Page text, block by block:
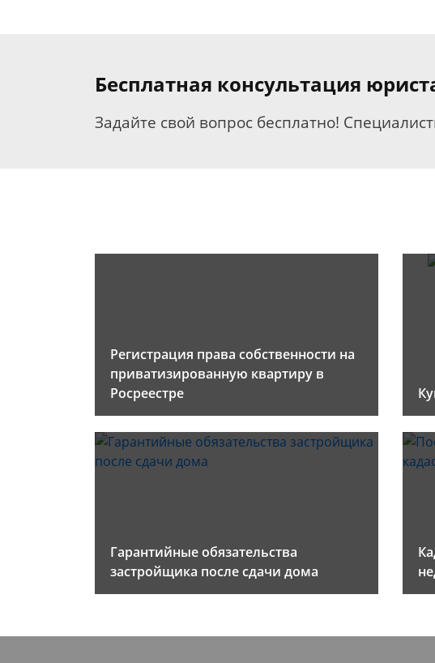
Бесплатная консультация
Задайте свой вопрос бесплатно!
Регистрация права собственности на
приватизированную квартиру в
Росреестре
Гарантийные обязательства
застройщика после сдачи дома